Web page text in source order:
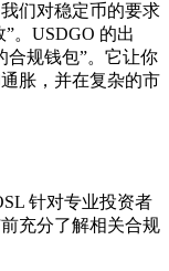
们对稳定币的要求
。USDGO 的出
合规钱包”。它让你
胀，并在复杂的市
针对专业投资者
充分了解相关合规